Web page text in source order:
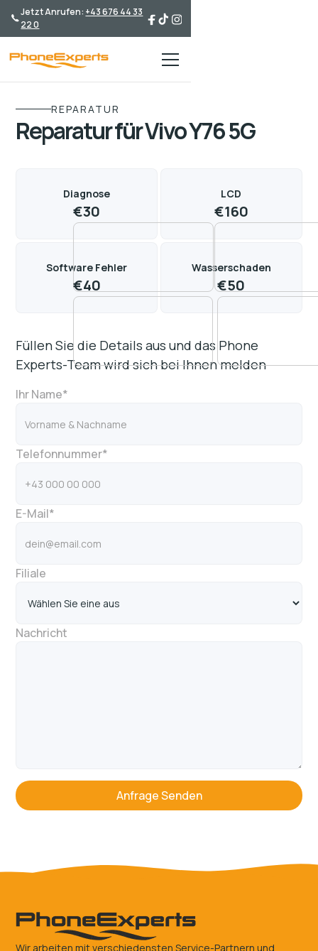
Jetzt Anrufen: +43 676 44 33
22 0
REPARATUR
Reparatur für Vivo Y76 5G
Diagnose
€30
LCD
€160
Software Fehler
€40
Wasserschaden
€50
Füllen Sie die Details aus und das Phone
Experts-Team wird sich bei Ihnen melden
Ihr Name*
Telefonnummer*
E-Mail*
Filiale
Nachricht
Wir arbeiten mit verschiedensten Service-Partnern und